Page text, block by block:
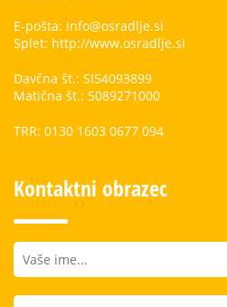
E-pošta: info@osradlje.si
Splet: http://www.osradlje.si
Davčna št.: SI54093899
Matična št.: 5089271000
TRR: 0130 1603 0677 094
Kontaktni obrazec